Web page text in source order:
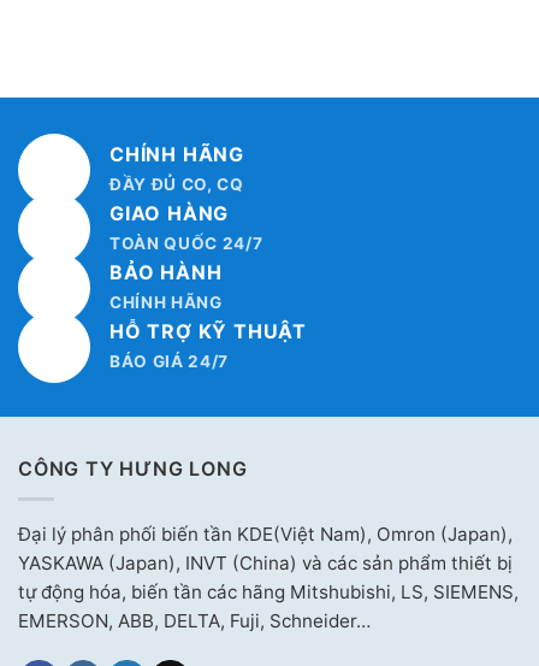
CHÍNH HÃNG
ĐẦY ĐỦ CO, CQ
GIAO HÀNG
TOÀN QUỐC 24/7
BẢO HÀNH
CHÍNH HÃNG
HỖ TRỢ KỸ THUẬT
BÁO GIÁ 24/7
CÔNG TY HƯNG LONG
Đại lý phân phối biến tần KDE(Việt Nam), Omron (Japan),
YASKAWA (Japan), INVT (China) và các sản phẩm thiết bị
tự động hóa, biến tần các hãng Mitshubishi, LS, SIEMENS,
EMERSON, ABB, DELTA, Fuji, Schneider…